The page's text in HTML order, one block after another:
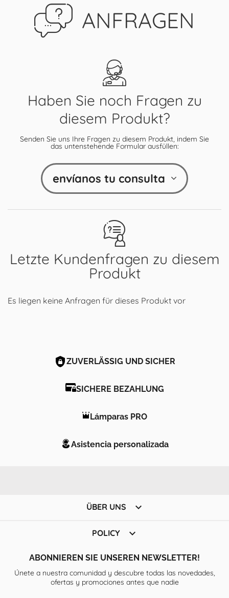
ANFRAGEN
Letzte Kundenfragen zu diesem
Produkt
Es liegen keine Anfragen für dieses Produkt vor
Haben Sie noch Fragen zu
diesem Produkt?
Senden Sie uns Ihre Fragen zu diesem Produkt, indem Sie
das untenstehende Formular ausfüllen:
envíanos tu consulta
ZUVERLÄSSIG UND SICHER
SICHERE BEZAHLUNG
Lámparas PRO
Asistencia personalizada
ÜBER UNS 
POLICY 
ABONNIEREN SIE UNSEREN NEWSLETTER!
Únete a nuestra comunidad y descubre todas las novedades,
ofertas y promociones antes que nadie